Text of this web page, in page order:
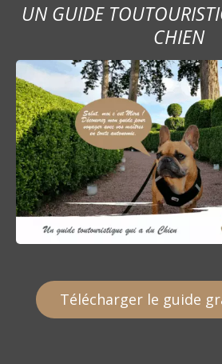
UN GUIDE
CHIEN
Télécharger le guide